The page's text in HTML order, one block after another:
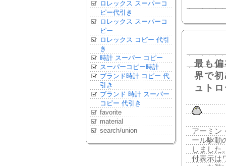
最も
界で
ュト
アーミン
ール駆動
しました
付表示は
ロレックス スーパーコ
ピー代引き
ロレックス スーパーコ
ピー
ロレックス コピー 代引
き
時計 スーパー コピー
スーパーコピー時計
ブランド時計 コピー 代
引き
ブランド 時計 スーパー
コピー 代引き
favorite
material
search/union